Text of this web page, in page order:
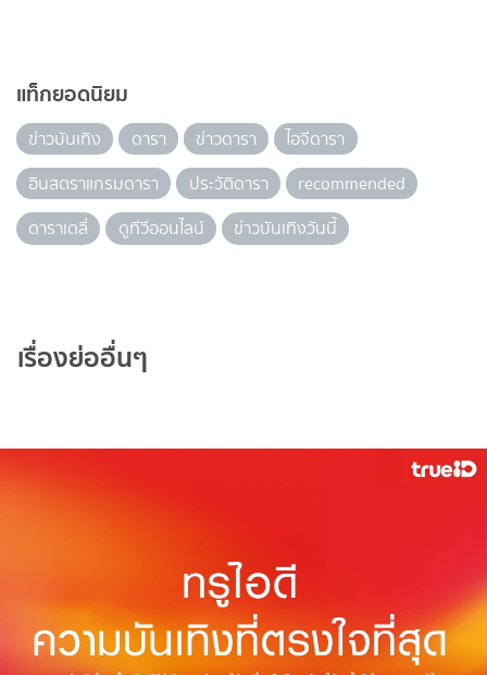
แท็กยอดนิยม
ข่าวบันเทิง ดารา ข่าวดารา
ไอจีดารา
อินสตราแกรมดารา
ประวัติดารา
recommended
ดาราเดลี่
ดูทีวีออนไลน์ ข่าวบันเทิงวันนี้
เรื่องย่ออื่นๆ